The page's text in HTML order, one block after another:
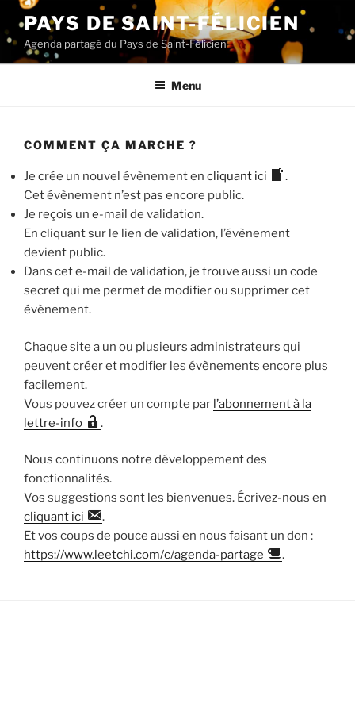
Aller
au
contenu
principal
PAYS DE SAINT-FÉLICIEN
Agenda partagé du Pays de Saint-Félicien
Menu
COMMENT ÇA MARCHE ?
Je crée un nouvel évènement en cliquant ici
.
Cet évènement n’est pas encore public.
Je reçois un e-mail de validation.
En cliquant sur le lien de validation, l’évènement
devient public.
Dans cet e-mail de validation, je trouve aussi un code
secret qui me permet de modifier ou supprimer cet
évènement.
Chaque site a un ou plusieurs administrateurs qui
peuvent créer et modifier les évènements encore plus
facilement.
Vous pouvez créer un compte par l’abonnement à la
lettre-info
.
Nous continuons notre développement des
fonctionnalités.
Vos suggestions sont les bienvenues. Écrivez-nous en
cliquant ici
.
Et vos coups de pouce aussi en nous faisant un don :
https://www.leetchi.com/c/agenda-partage
.